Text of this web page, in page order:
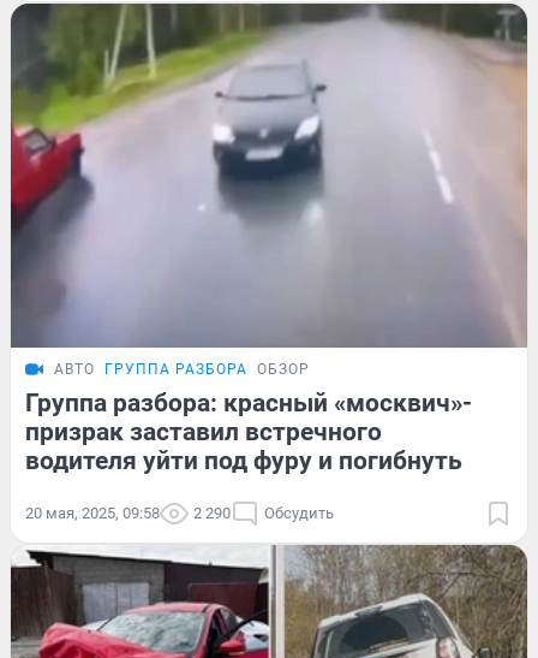
АВТО ГРУППА РАЗБОРА ОБЗОР
Группа разбора: красный «москвич»-
призрак заставил встречного
водителя уйти под фуру и погибнуть
20 мая, 2025, 09:58 2 290 Обсудить